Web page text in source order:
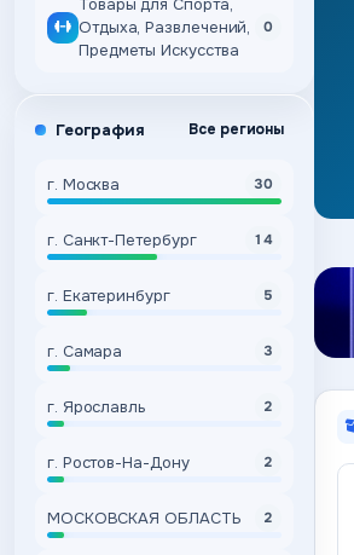
Товары для Спорта,
Отдыха, Развлечений,
Предметы Искусства
0
География Все регионы
г. Москва 30
г. Санкт-Петербург 14
г. Екатеринбург 5
г. Самара 3
г. Ярославль 2
г. Ростов-На-Дону 2
МОСКОВСКАЯ ОБЛАСТЬ 2